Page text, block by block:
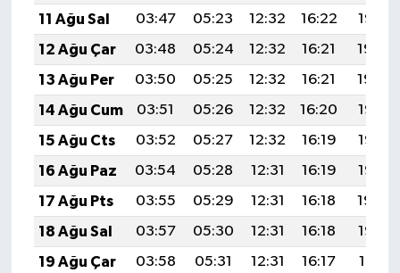
11 Ağu Sal
03:47 05:23 12:32 16:22
19:32
12 Ağu Çar
03:48 05:24 12:32 16:21
19:30
13 Ağu Per
03:50 05:25 12:32 16:21
19:29
14 Ağu Cum
03:51 05:26 12:32 16:20
19:28
15 Ağu Cts
03:52 05:27 12:32 16:19
19:26
16 Ağu Paz
03:54 05:28 12:31 16:19
19:25
17 Ağu Pts
03:55 05:29 12:31 16:18
19:24
18 Ağu Sal
03:57 05:30 12:31 16:18
19:22
19 Ağu Çar
03:58 05:31 12:31 16:17
19:21